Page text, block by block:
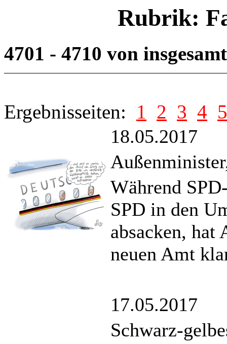
Rubrik:
4701 - 4710 von
Ergebnisseiten: 1 2 3 4 5
18.05.2017
Während
SPD in den
absacken, hat
neuen Amt
17.05.2017
Schwarz-